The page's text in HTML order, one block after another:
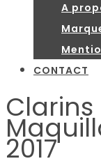
A
CONTACT
2017